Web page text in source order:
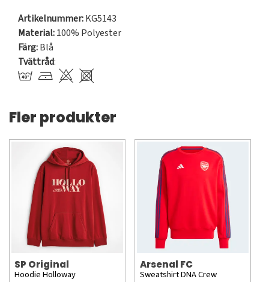
Artikelnummer:KG5143
Material:100% Polyester
Färg:Blå
Tvättråd:
Fler produkter
SP Original
Hoodie Holloway
Arsenal FC
Sweatshirt DNA Crew